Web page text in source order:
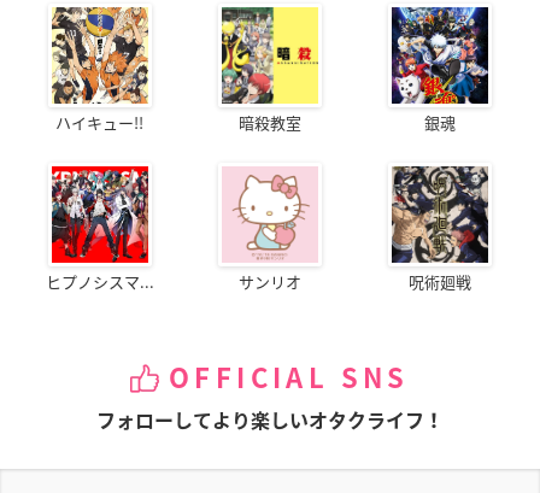
ハイキュー!! 暗殺教室 銀魂
ヒプノシスマ... サンリオ 呪術廻戦
OFFICIAL SNS
フォローしてより楽しいオタクライフ！